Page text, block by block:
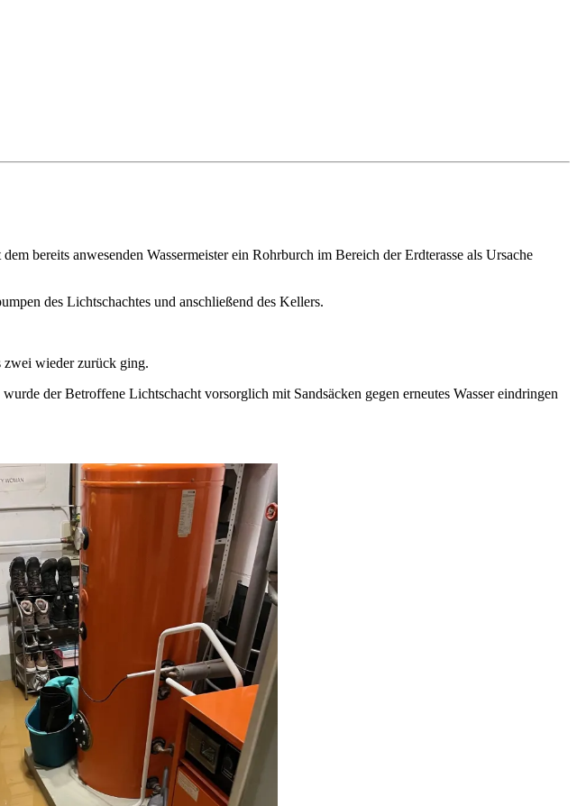
bereits anwesenden Wassermeister ein Rohrburch im Bereich der Erdterasse als Ursache
des Lichtschachtes und anschließend des Kellers.
zwei wieder zurück ging.
der Betroffene Lichtschacht vorsorglich mit Sandsäcken gegen erneutes Wasser eindringen